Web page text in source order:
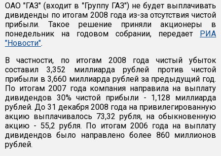
ОАО "ГАЗ" (входит в "Группу ГАЗ") не будет выплачивать
дивиденды по итогам 2008 года из-за отсутствия чистой
прибыли. Такое решение приняли акционеры в
понедельник на годовом собрании, передает РИА
"Новости".
В частности, по итогам 2008 года чистый убыток
составил 3,352 миллиарда рублей против чистой
прибыли в 3,660 миллиарда рублей за предыдущий год.
По итогам 2007 года компания направила на выплату
дивидендов 30% чистой прибыли - 1,128 миллиарда
рублей. До 31 декабря 2008 года на привилегированную
акцию выплачивалось 73,32 рубля, на обыкновенную
акцию - 55,2 рубля. По итогам 2006 года на выплату
дивидендов было направлено более 860 миллионов
рублей.